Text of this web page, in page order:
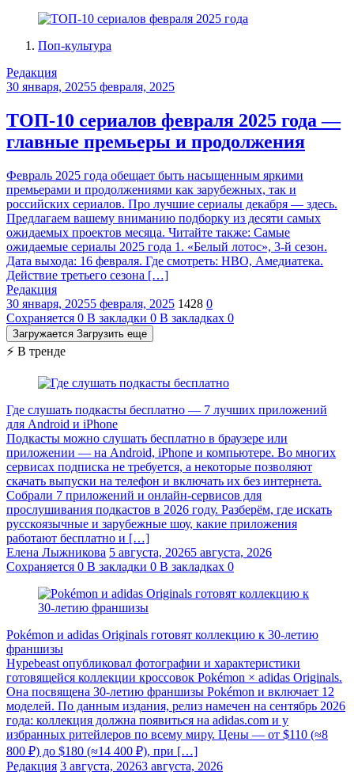
Поп-культура
Редакция
30 января, 20255 февраля, 2025
ТОП-10 сериалов февраля 2025 года —
главные премьеры и продолжения
Февраль 2025 года обещает быть насыщенным яркими
премьерами и продолжениями как зарубежных, так и
российских сериалов. Про лучшие сериалы декабря — здесь.
Предлагаем вашему вниманию подборку из десяти самых
ожидаемых проектов месяца. Читайте также: Самые
ожидаемые сериалы 2025 года 1. «Белый лотос», 3-й сезон.
Дата выхода: 16 февраля. Где смотреть: HBO, Амедиатека.
Действие третьего сезона […]
Редакция
30 января, 20255 февраля, 2025 1428 0
Сохраняется 0 В закладки 0 В закладках 0
Загружается Загрузить еще
⚡ В тренде
Где слушать подкасты бесплатно — 7 лучших приложений
для Android и iPhone
Подкасты можно слушать бесплатно в браузере или
приложении — на Android, iPhone и компьютере. Во многих
сервисах подписка не требуется, а некоторые позволяют
скачать выпуски на телефон и включать их без интернета.
Собрали 7 приложений и онлайн-сервисов для
прослушивания подкастов в 2026 году. Разберём, где искать
русскоязычные и зарубежные шоу, какие приложения
работают бесплатно и […]
Елена Лыжникова 5 августа, 20265 августа, 2026
Сохраняется 0 В закладки 0 В закладках 0
Pokémon и adidas Originals готовят коллекцию к 30-летию
франшизы
Hypebeast опубликовал фотографии и характеристики
готовящейся коллекции кроссовок Pokémon × adidas Originals.
Она посвящена 30-летию франшизы Pokémon и включает 12
моделей. По данным издания, релиз намечен на сентябрь 2026
года: коллекция должна появиться на adidas.com и у
избранных ритейлеров по всему миру. Цены — от $110 (≈8
800 ₽) до $180 (≈14 400 ₽), при […]
Редакция 3 августа, 20263 августа, 2026